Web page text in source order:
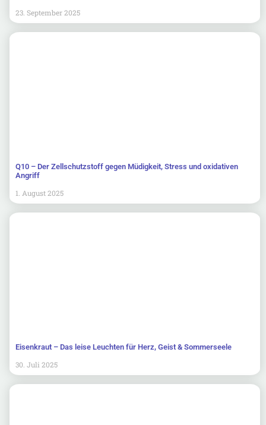
23. September 2025
Q10 – Der Zellschutzstoff gegen Müdigkeit, Stress und oxidativen
Angriff
1. August 2025
Eisenkraut – Das leise Leuchten für Herz, Geist & Sommerseele
30. Juli 2025